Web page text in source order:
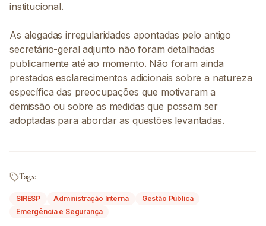
institucional.
As alegadas irregularidades apontadas pelo antigo
secretário-geral adjunto não foram detalhadas
publicamente até ao momento. Não foram ainda
prestados esclarecimentos adicionais sobre a natureza
específica das preocupações que motivaram a
demissão ou sobre as medidas que possam ser
adoptadas para abordar as questões levantadas.
Tags:
SIRESP Administração Interna
Gestão Pública
Emergência e Segurança